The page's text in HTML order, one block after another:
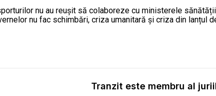
nu au reușit să colaboreze cu ministerele
nu fac schimbări, criza umanitară și criza din lanțul
Tranzit este membru al